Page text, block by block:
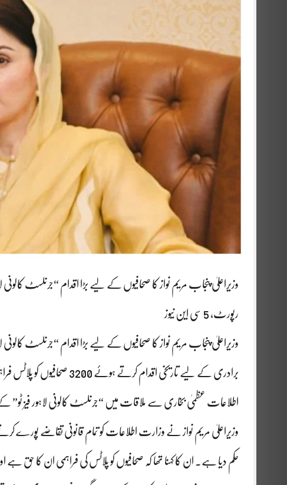
وزیراعلیٰ پنجاب مریم نواز کا صحافیوں کے لیے بڑا اقدام “جرنلسٹ کالونی
رپورٹ، 5 سی این نیوز
وزیراعلیٰ پنجاب مریم نواز کا صحافیوں کے لیے بڑا اقدام “جرنلسٹ
برادری کے لیے تاریخی اقدام
اطلاعات عظمیٰ بخاری سے ملاقات میں “جرنلسٹ کالونی لاہور فیز
وزیراعلیٰ مریم نواز نے وزارت اطلاعات کو تمام قانونی تقاضے پورے
حکم دیا ہے۔ ان کا کہنا تھا کہ صحافیوں کو پلاٹس کی فراہمی ان کا حق